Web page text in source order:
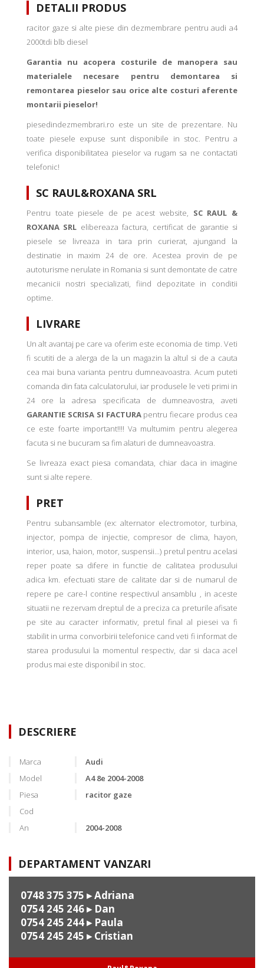
DETALII PRODUS
racitor gaze si alte piese din dezmembrare pentru audi a4
2000tdi blb diesel
Garantia nu acopera costurile de manopera sau
materialele necesare pentru demontarea si
remontarea pieselor sau orice alte costuri aferente
montarii pieselor!
piesedindezmembrari.ro este un site de prezentare. Nu
toate piesele expuse sunt disponibile in stoc. Pentru a
verifica disponibilitatea pieselor va rugam sa ne contactati
telefonic!
SC RAUL&ROXANA SRL
Pentru toate piesele de pe acest website, SC RAUL &
ROXANA SRL elibereaza factura, certificat de garantie si
piesele se livreaza in tara prin curierat, ajungand la
destinatie in maxim 24 de ore. Acestea provin de pe
autoturisme nerulate in Romania si sunt demontate de catre
mecanicii nostri specializati, fiind depozitate in conditii
optime.
LIVRARE
Un alt avantaj pe care va oferim este economia de timp. Veti
fi scutiti de a alerga de la un magazin la altul si de a cauta
cea mai buna varianta pentru dumneavoastra. Acum puteti
comanda din fata calculatorului, iar produsele le veti primi in
24 ore la adresa specificata de dumneavostra, aveti
GARANTIE SCRISA SI FACTURApentru fiecare produs cea
ce este foarte important!!!! Va multumim pentru alegerea
facuta si ne bucuram sa fim alaturi de dumneavoastra.
Se livreaza exact piesa comandata, chiar daca in imagine
sunt si alte repere.
PRET
Pentru subansamble (ex: alternator electromotor, turbina,
injector, pompa de injectie, compresor de clima, hayon,
interior, usa, haion, motor, suspensii...) pretul pentru acelasi
reper poate sa difere in functie de calitatea produsului
adica km. efectuati stare de calitate dar si de numarul de
repere pe care-l contine respectivul ansamblu , in aceste
situatii ne rezervam dreptul de a preciza ca preturile afisate
pe site au caracter informativ, pretul final al piesei va fi
stabilit in urma convorbirii telefonice cand veti fi informat de
starea produsului la momentul respectiv, dar si daca acel
produs mai este disponibil in stoc.
DESCRIERE
Marca
Audi
Model
A4 8e 2004-2008
Piesa
racitor gaze
Cod
An
2004-2008
DEPARTAMENT VANZARI
0748 375 375 ▸ Adriana
0754 245 246▸ Dan
0754 245 244▸ Paula
0754 245 245 ▸ Cristian